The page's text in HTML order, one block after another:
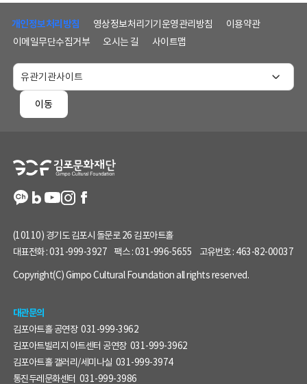
개인정보처리방침 영상정보처리기기운영관리방침
이용약관
이메일무단수집거부
오시는 길 사이트맵
이동
(10110) 경기도 김포시 돌문로 26 김포아트홀
대표전화 :031-999-3927 팩스 :031-996-5655 고유번호 : 463-82-00037
Copyright(C) Gimpo Cultural Foundation all rights reserved.
대관문의
김포아트홀 공연장 031-999-3962
김포아트빌리지 아트센터 공연장 031-999-3962
김포아트홀 갤러리/세미나실 031-999-3974
통진두레문화센터 031-999-3986